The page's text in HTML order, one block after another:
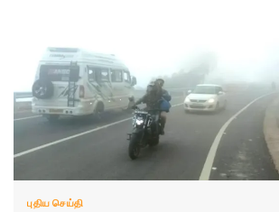
புதிய செய்தி